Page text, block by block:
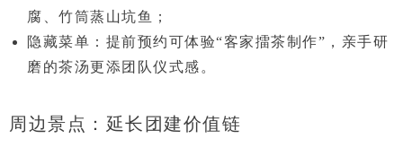
腐、竹筒蒸山坑鱼；
隐藏菜单 ：提前预约可体验“客家擂茶制作” ，亲手研
磨的茶汤更添团队仪式感。
周边景点：延长团建价值链